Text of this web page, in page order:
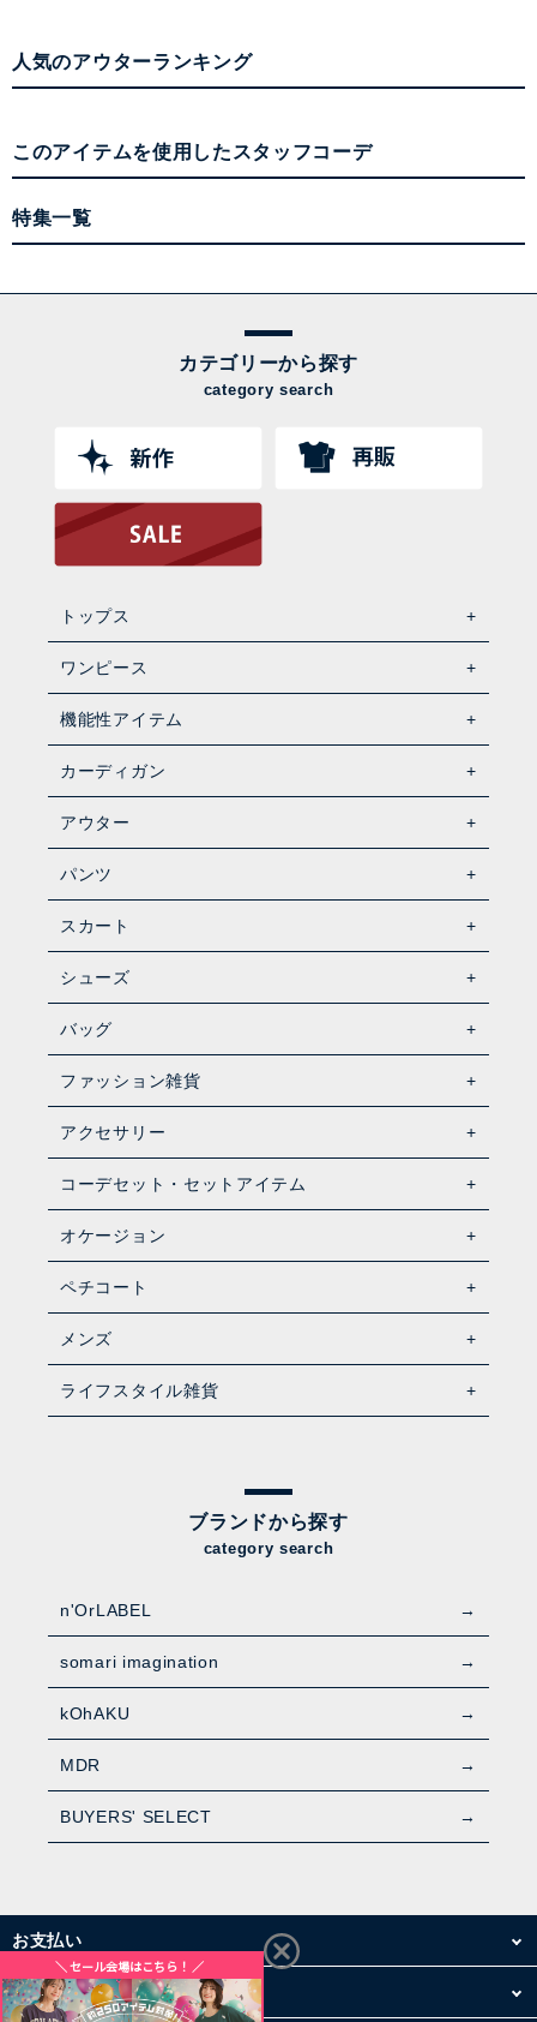
人気のアウターランキング
このアイテムを使用したスタッフコーデ
特集一覧
カテゴリーから探す
category search
トップス
ワンピース
機能性アイテム
カーディガン
アウター
パンツ
スカート
シューズ
バッグ
ファッション雑貨
アクセサリー
コーデセット・セットアイテム
オケージョン
ペチコート
メンズ
ライフスタイル雑貨
ブランドから探す
category search
n'OrLABEL
somari imagination
kOhAKU
MDR
BUYERS' SELECT
お支払い
配送・送料